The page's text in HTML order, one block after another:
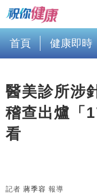
首頁 健康即時
醫美診所涉
稽查出爐「
看
記者 蔣季容 報導